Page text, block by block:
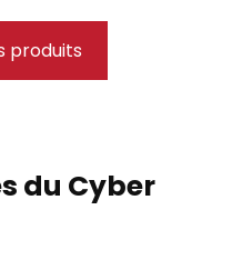
produits
du Cyber